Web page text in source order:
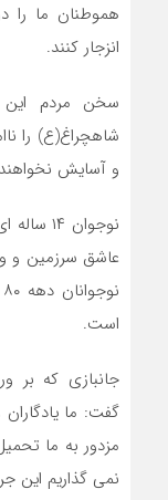
هموطنان ما را
انزجار کنند.
سخن مردم این
شاهچراغ(ع) را
و آسایش
نوجوان
عاشق سرزمین و
است.
جانبازی که بر
مزدور به ما
نمی گذاریم این